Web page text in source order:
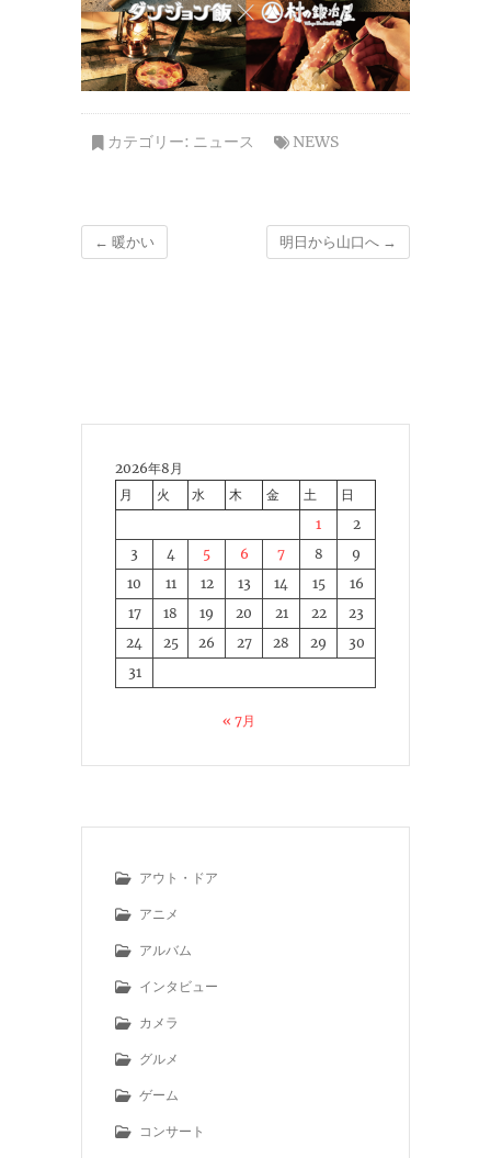
カテゴリー: ニュース NEWS
← 暖かい 明日から山口へ →
2026年8月
月
火 水 木 金 土
日
1
2
3
4 5 6 7 8
9
10
11 12 13 14 15
16
17
18 19 20 21 22
23
24
25 26 27 28 29
30
31
« 7月
アウト・ドア
アニメ
アルバム
インタビュー
カメラ
グルメ
ゲーム
コンサート